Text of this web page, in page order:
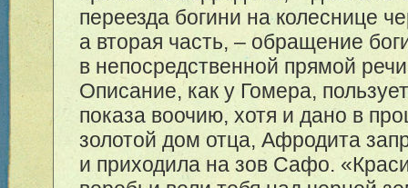
переезда богини на колеснице
а вторая часть, – обращение
в непосредственной прямой
Описание, как у Гомера,
показа воочию, хотя и дано в
золотой дом отца, Афродита
и приходила на зов Сафо.